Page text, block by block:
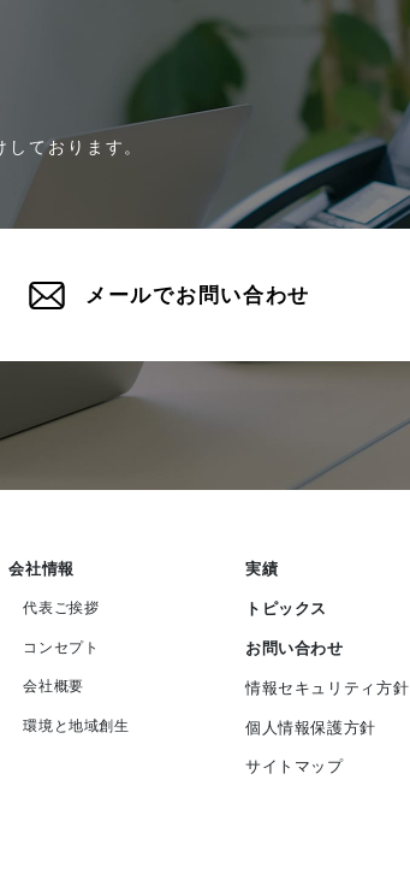
ております。
メールでお問い合わせ
会社情報
代表ご挨拶
コンセプト
会社概要
環境と地域創生
実績
トピックス
お問い合わせ
情報セキュリティ方針
個人情報保護方針
サイトマップ